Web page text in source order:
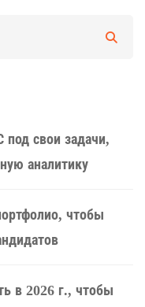
под свои задачи,
аналитику
чтобы
в 2026 г., чтобы